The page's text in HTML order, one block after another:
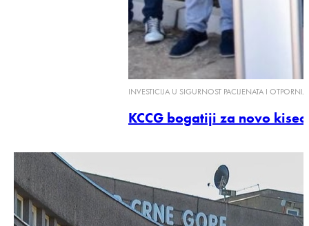
INVESTICIJA U SIGURNOST PACIJENATA I OTPORNIJI
KCCG bogatiji za novo